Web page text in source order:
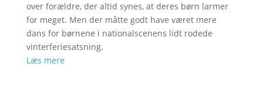
over forældre, der altid synes, at deres børn larmer
for meget. Men der måtte godt have været mere
dans for børnene i nationalscenens lidt rodede
vinterferiesatsning.
Læs mere